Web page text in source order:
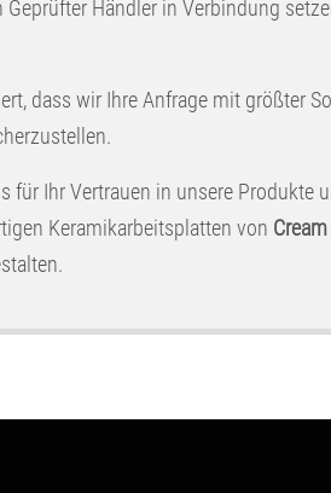
Geprüfter Händler in Verbindung
dass wir Ihre Anfrage mit größter
für Ihr Vertrauen in unsere Produkte
Keramikarbeitsplatten von